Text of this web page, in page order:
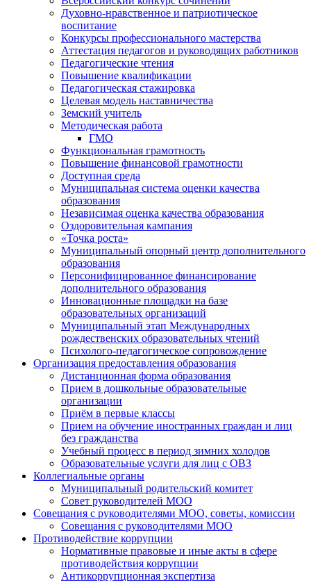
Духовно-нравственное и патриотическое
воспитание
Конкурсы профессионального мастерства
Аттестация педагогов и руководящих работников
Педагогические чтения
Повышение квалификации
Педагогическая стажировка
Целевая модель наставничества
Земский учитель
Методическая работа
ГМО
Функциональная грамотность
Повышение финансовой грамотности
Доступная среда
Муниципальная система оценки качества
образования
Независимая оценка качества образования
Оздоровительная кампания
«Точка роста»
Муниципальный опорный центр дополнительного
образования
Персонифицированное финансирование
дополнительного образования
Инновационные площадки на базе
образовательных организаций
Муниципальный этап Международных
рождественских образовательных чтений
Психолого-педагогическое сопровождение
Организация предоставления образования
Дистанционная форма образования
Прием в дошкольные образовательные
организации
Приём в первые классы
Прием на обучение иностранных граждан и лиц
без гражданства
Учебный процесс в период зимних холодов
Образовательные услуги для лиц с ОВЗ
Коллегиальные органы
Муниципальный родительский комитет
Совет руководителей МОО
Совещания с руководителями МОО, советы, комиссии
Совещания с руководителями МОО
Противодействие коррупции
Нормативные правовые и иные акты в сфере
противодействия коррупции
Антикоррупционная экспертиза